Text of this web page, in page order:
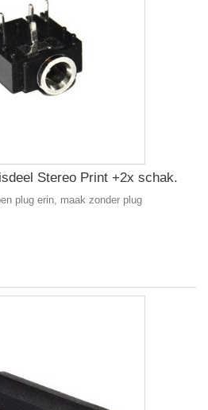
Stereo Print +2x schak.
plug erin, maak zonder plug